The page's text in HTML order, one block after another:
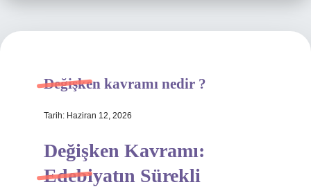
Hakkımızda
Değişken kavramı nedir ?
Tarih: Haziran 12, 2026
Değişken Kavramı:
Edebiyatın Sürekli